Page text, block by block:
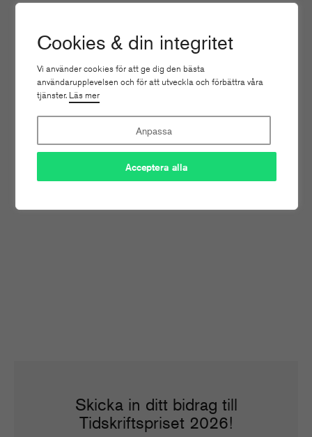
Cookies & din integritet
Vi använder cookies för att ge dig den bästa
användarupplevelsen och för att utveckla och förbättra våra
tjänster. Läs mer
Anpassa
Acceptera alla
Tove Carlén blir ny jurist på
Skicka in ditt bidrag till
Tidskriftspriset 2026!